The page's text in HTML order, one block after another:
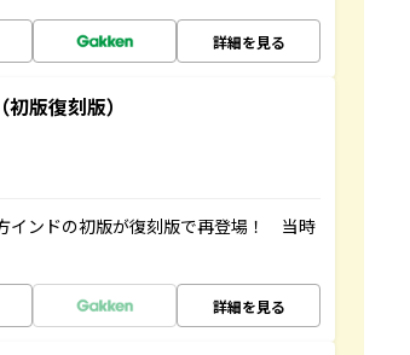
詳細を見る
版復刻版）
インドの初版が復刻版で再登場！ 当時
詳細を見る